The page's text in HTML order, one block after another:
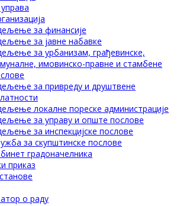
за финансије
за јавне набавке
за урбанизам, грађевинске,
имовинско-правне и стамбене
за привреду и друштвене
локалне пореске администрације
за управу и опште послове
за инспекцијске послове
за скупштинске послове
градоначелника
приказ
о раду